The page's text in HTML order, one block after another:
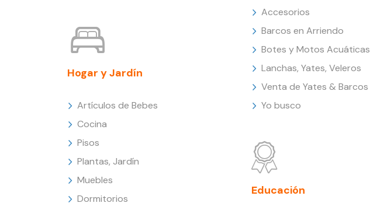
Hogar y Jardín
Artículos de Bebes
Cocina
Pisos
Plantas, Jardín
Muebles
Dormitorios
Accesorios
Barcos en Arriendo
Botes y Motos Acuáticas
Lanchas, Yates, Veleros
Venta de Yates & Barcos
Yo busco
Educación